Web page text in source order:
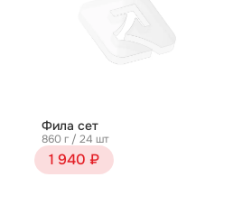
Фила сет
860 г / 24 шт
1 940 ₽